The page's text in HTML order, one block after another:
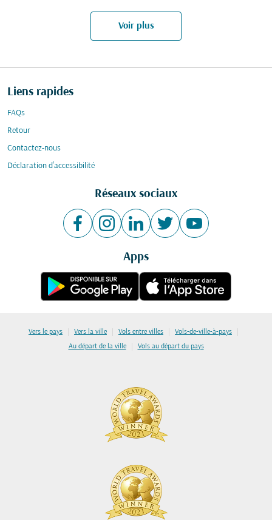
Voir plus
Liens rapides
FAQs
Retour
Contactez-nous
Déclaration d’accessibilité
Réseaux sociaux
Apps
Vers le pays | Vers la ville | Vols entre villes | Vols-de-ville-à-pays |
Au départ de la ville | Vols au départ du pays